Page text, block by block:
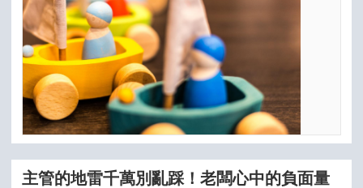
主管的地雷千萬別亂踩！老闆心中的負面量